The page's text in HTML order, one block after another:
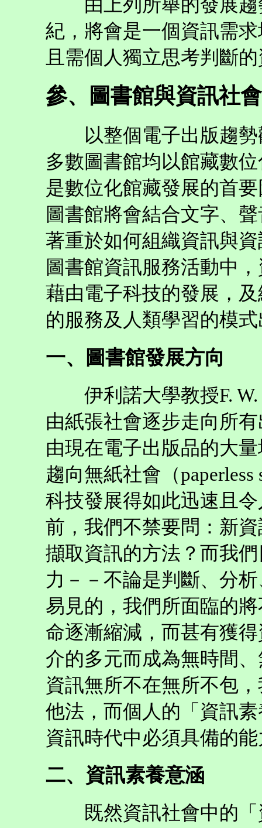
由上列所舉的發展趨
紀，將會是一個資訊需
且需個人獨立思考判斷
參、圖書館與資訊社會
以整個電子出版趨勢
多數圖書館均以館藏數
是數位化館藏發展的首
圖書館將會結合文字、
著重於如何組織資訊與
圖書館資訊服務活動中
藉由電子科技的發展，
的服務及人類學習的模
一、圖書館發展方向
伊利諾大學教授F. W.
由紙張社會逐步走向所
由現在電子出版品的大
趨向無紙社會（
科技發展得如此迅速且
前，我們不禁要問：新
擷取資訊的方法？而我
力－－不論是判斷、分
易見的，我們所面臨的
命逐漸縮減，而甚有獲
介的多元而成為無時間
資訊無所不在無所不包
他法，而個人的「資訊
資訊時代中必須具備的
二、資訊素養意涵
既然資訊社會中的「